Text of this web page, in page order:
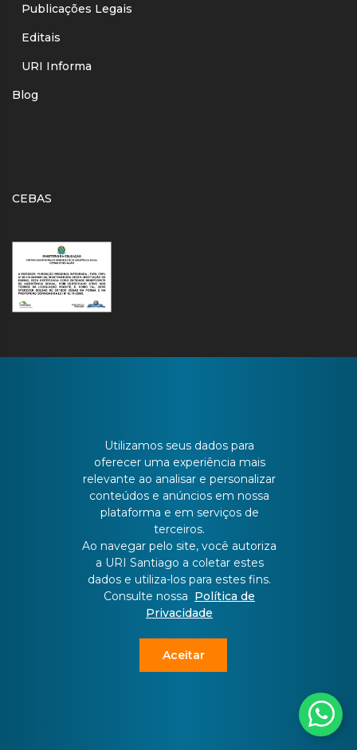
Publicações Legais
Editais
URI Informa
Blog
CEBAS
Batista Bonoto Sobrinho, 733
55 3251-3151
atendimento@urisantiago.br
Utilizamos seus dados para
oferecer uma experiência mais
relevante ao analisar e personalizar
conteúdos e anúncios em nossa
plataforma e em serviços de
terceiros.
Ao navegar pelo site, você autoriza
a URI Santiago a coletar estes
dados e utiliza-los para estes fins.
Consulte nossa Política de
Privacidade
Aceitar